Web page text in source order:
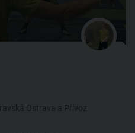
Ostrava a Přívoz